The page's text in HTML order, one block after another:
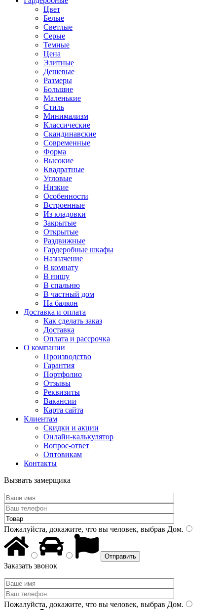
Цвет
Белые
Светлые
Серые
Темные
Цена
Элитные
Дешевые
Размеры
Большие
Маленькие
Стиль
Минимализм
Классические
Скандинавские
Современные
Форма
Высокие
Квадратные
Угловые
Низкие
Особенности
Встроенные
Из кладовки
Закрытые
Открытые
Раздвижные
Гардеробные шкафы
Назначение
В комнату
В нишу
В спальню
В частный дом
На балкон
Доставка и оплата
Как сделать заказ
Доставка
Оплата и рассрочка
О компании
Производство
Гарантия
Портфолио
Отзывы
Реквизиты
Вакансии
Карта сайта
Клиентам
Скидки и акции
Онлайн-калькулятор
Вопрос-ответ
Оптовикам
Контакты
Вызвать замерщика
Пожалуйста, докажите, что вы человек, выбрав Дом.
Заказать звонок
Пожалуйста, докажите, что вы человек, выбрав Дом.